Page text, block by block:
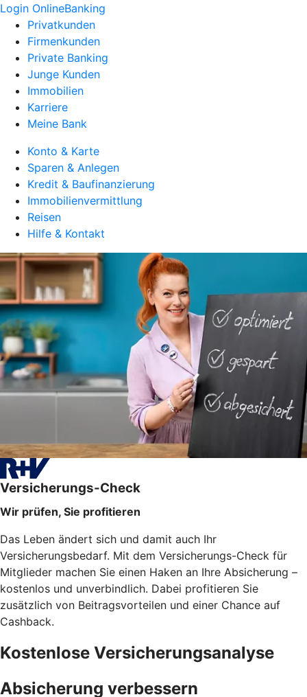
Login OnlineBanking
Privatkunden
Firmenkunden
Private Banking
Junge Kunden
Immobilien
Karriere
Meine Bank
Konto & Karte
Sparen & Anlegen
Kredit & Baufinanzierung
Immobilienvermittlung
Reisen
Hilfe & Kontakt
Versicherungs-Check
Wir prüfen, Sie profitieren
Das Leben ändert sich und damit auch Ihr
Versicherungsbedarf. Mit dem Versicherungs-Check für
Mitglieder machen Sie einen Haken an Ihre Absicherung –
kostenlos und unverbindlich. Dabei profitieren Sie
zusätzlich von Beitragsvorteilen und einer Chance auf
Cashback.
Kostenlose Versicherungsanalyse
Absicherung verbessern